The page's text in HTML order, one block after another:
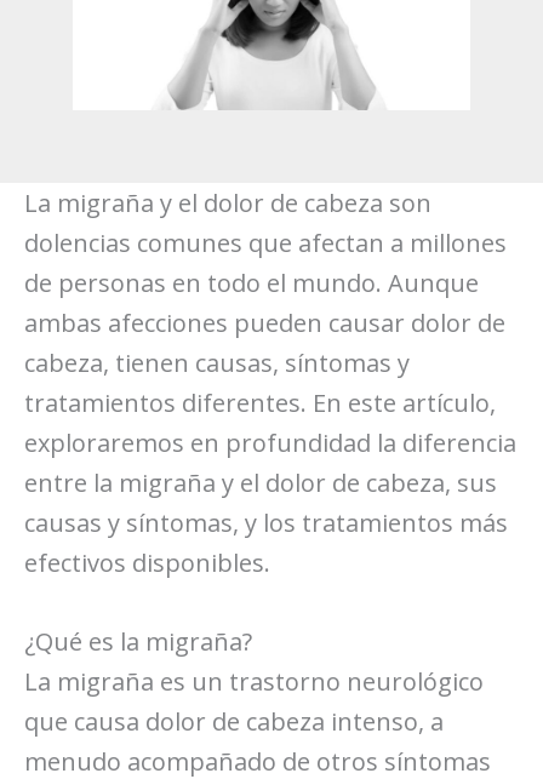
La migraña y el dolor de cabeza son
dolencias comunes que afectan a millones
de personas en todo el mundo. Aunque
ambas afecciones pueden causar dolor de
cabeza, tienen causas, síntomas y
tratamientos diferentes. En este artículo,
exploraremos en profundidad la diferencia
entre la migraña y el dolor de cabeza, sus
causas y síntomas, y los tratamientos más
efectivos disponibles.
¿Qué es la migraña?
La migraña es un trastorno neurológico
que causa dolor de cabeza intenso, a
menudo acompañado de otros síntomas